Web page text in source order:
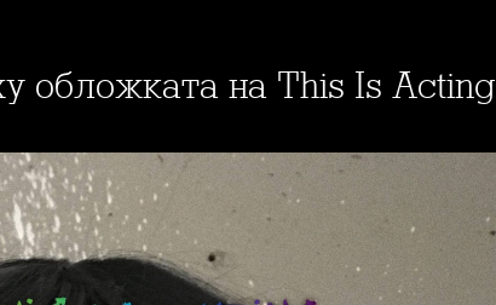
обложката на This Is Acting